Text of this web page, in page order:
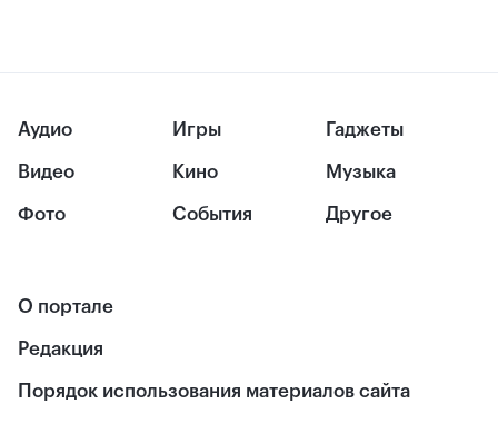
Аудио
Видео
Фото
Игры
Кино
События
Гаджеты
Музыка
Другое
О портале
Редакция
Порядок использования материалов сайта